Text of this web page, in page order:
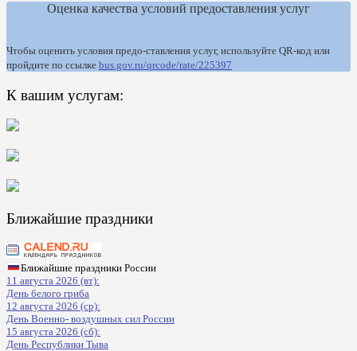
Оценка качества условий предоставления услуг
Чтобы оценить условия предо-ставления услуг, используйте QR-код или
пройдите по ссылке bus.gov.ru/qrcode/rate/225397
К вашим услугам:
Ближайшие праздники
Ближайшие праздники России
11 августа 2026 (вт):
День белого гриба
12 августа 2026 (ср):
День Военно- воздушных сил России
15 августа 2026 (сб):
День Республики Тыва